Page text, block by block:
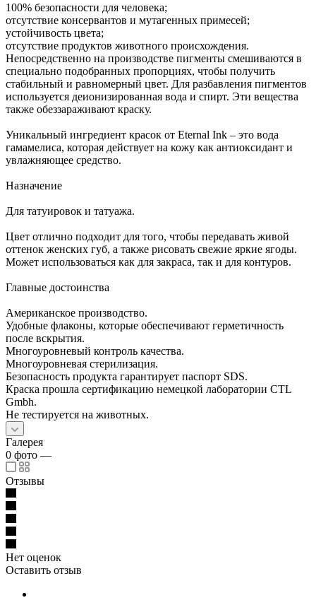
100% безопасности для человека;
отсутствие консервантов и мутагенных примесей;
устойчивость цвета;
отсутствие продуктов животного происхождения.
Непосредственно на производстве пигменты смешиваются в
специально подобранных пропорциях, чтобы получить
стабильный и равномерный цвет. Для разбавления пигментов
используется деионизированная вода и спирт. Эти вещества
также обеззараживают краску.
Уникальный ингредиент красок от Eternal Ink – это вода
гамамелиса, которая действует на кожу как антиоксидант и
увлажняющее средство.
Назначение
Для татуировок и татуажа.
Цвет отлично подходит для того, чтобы передавать живой
оттенок женских губ, а также рисовать свежие яркие ягоды.
Может использоваться как для закраса, так и для контуров.
Главные достоинства
Американское производство.
Удобные флаконы, которые обеспечивают герметичность
после вскрытия.
Многоуровневый контроль качества.
Многоуровневая стерилизация.
Безопасность продукта гарантирует паспорт SDS.
Краска прошла сертификацию немецкой лаборатории CTL
Gmbh.
Не тестируется на животных.
Галерея
0 фото —
Отзывы
Нет оценок
Оставить отзыв